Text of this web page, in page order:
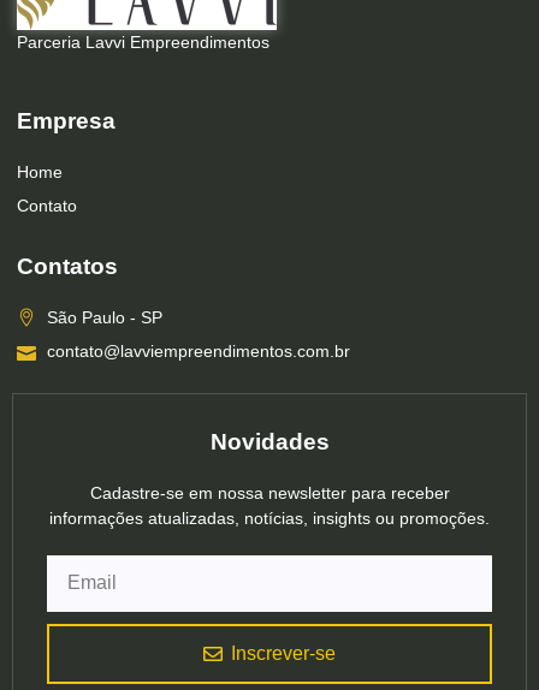
Parceria Lavvi Empreendimentos
Empresa
Home
Contato
Contatos
São Paulo - SP
contato@lavviempreendimentos.com.br
Novidades
Cadastre-se em nossa newsletter para receber
informações atualizadas, notícias, insights ou promoções.
Inscrever-se